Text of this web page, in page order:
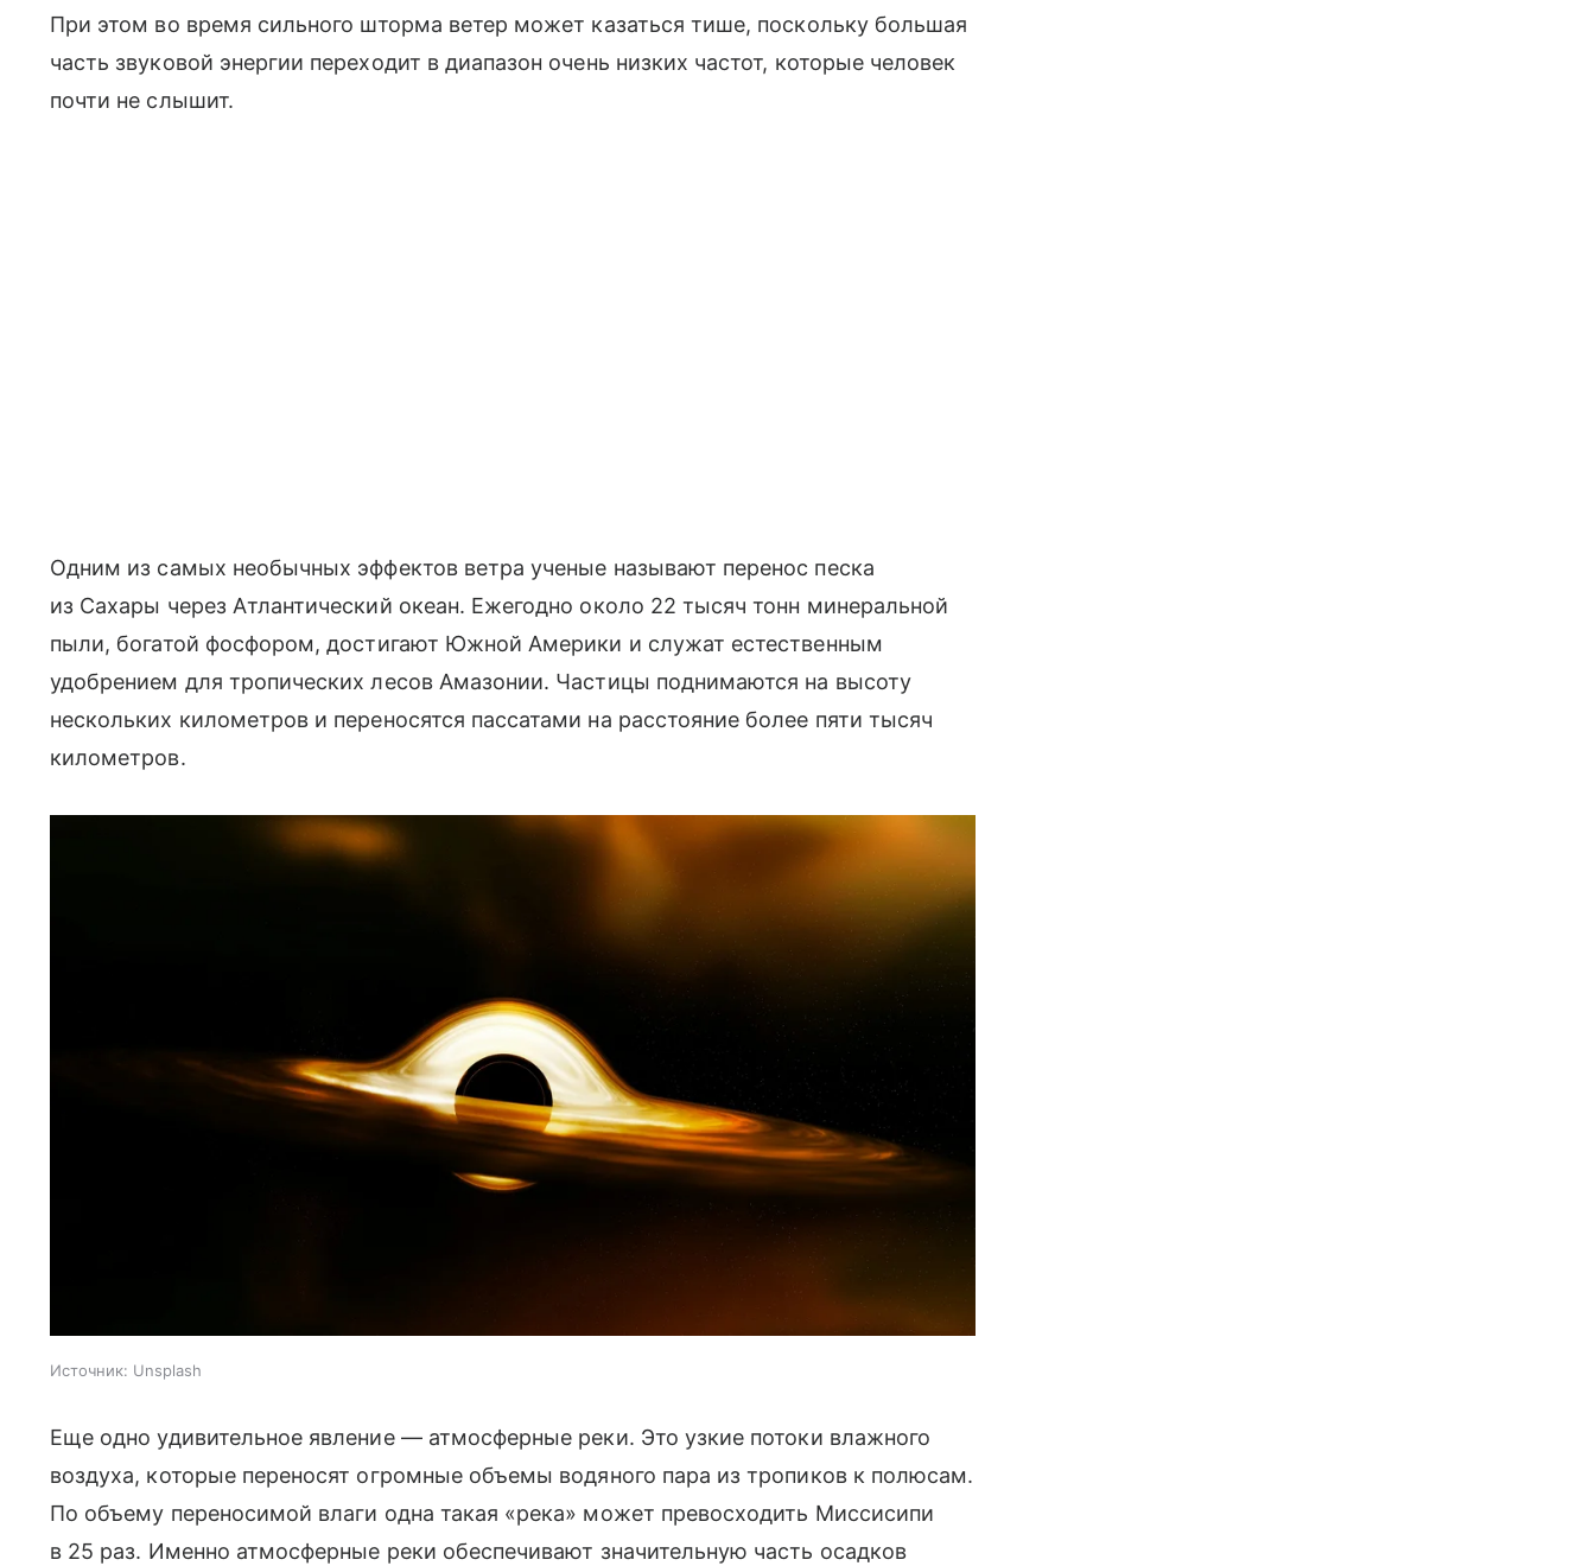
При этом во время сильного шторма ветер может казаться тише, поскольку большая
часть звуковой энергии переходит в диапазон очень низких частот, которые человек
почти не слышит.
Одним из самых необычных эффектов ветра ученые называют перенос песка
из Сахары через Атлантический океан. Ежегодно около 22 тысяч тонн минеральной
пыли, богатой фосфором, достигают Южной Америки и служат естественным
удобрением для тропических лесов Амазонии. Частицы поднимаются на высоту
нескольких километров и переносятся пассатами на расстояние более пяти тысяч
километров.
Источник: Unsplash
Еще одно удивительное явление — атмосферные реки. Это узкие потоки влажного
воздуха, которые переносят огромные объемы водяного пара из тропиков к полюсам.
По объему переносимой влаги одна такая «река» может превосходить Миссисипи
в 25 раз. Именно атмосферные реки обеспечивают значительную часть осадков